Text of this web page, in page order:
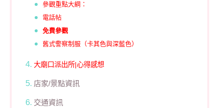
參觀重點大綱：
電話帖
免費參觀
舊式警察制服（卡其色與深藍色）
大廟口派出所|心得感想
店家/景點資訊
交通資訊